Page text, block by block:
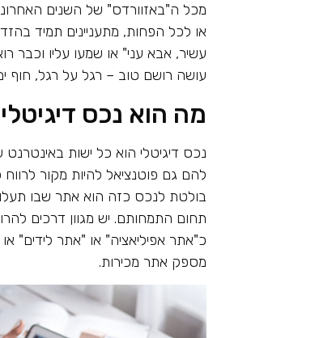
מכל ה"באזוורדס" של השנים
או לכל הפחות, מתעניינים תמיד
עשיר, אבא עני" או שמעו עליו וכבר
עושה רושם טוב – רגל על רגל, חוף
מה הוא נכס דיגיטלי
נכס דיגיטלי הוא כל ישות
להם גם פוטנציאל להיות מקור לרווח
בולטת לנכס כזה הוא אתר שבו
תחום התמחותם. יש מגוון דרכים
כ"אתר אפיליאציה" או "אתר לידים"
מספק אתר מכירות.